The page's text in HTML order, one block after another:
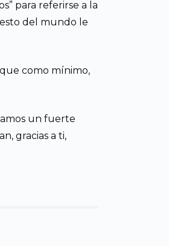
para referirse a la
del mundo le
como mínimo,
un fuerte
gracias a ti,